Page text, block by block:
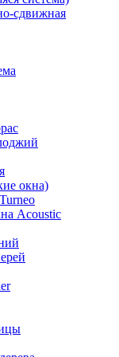
сдвижная
окна)
Acoustic